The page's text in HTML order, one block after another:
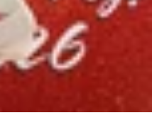
nên mua thay